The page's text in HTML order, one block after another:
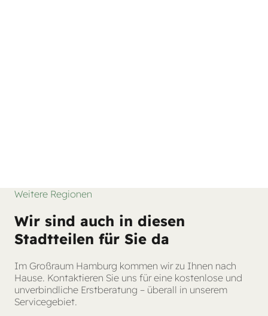
Weitere Regionen
Wir sind auch in diesen
Stadtteilen für Sie da
Im Großraum Hamburg kommen wir zu Ihnen nach
Hause. Kontaktieren Sie uns für eine kostenlose und
unverbindliche Erstberatung – überall in unserem
Servicegebiet.